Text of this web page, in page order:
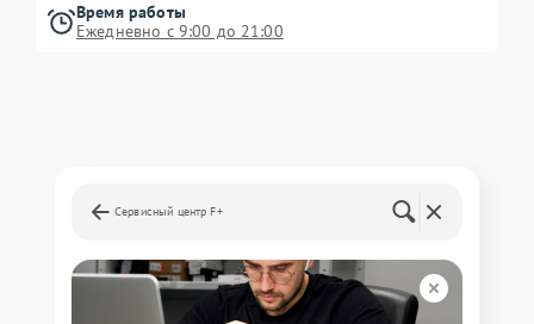
Время работы
Ежедневно с 9:00 до 21:00
Сервисный центр F+